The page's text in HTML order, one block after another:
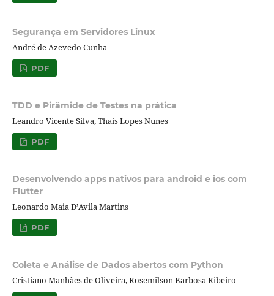
Segurança em Servidores Linux
André de Azevedo Cunha
PDF
TDD e Pirâmide de Testes na prática
Leandro Vicente Silva, Thaís Lopes Nunes
PDF
Desenvolvendo apps nativos para android e ios com
Flutter
Leonardo Maia D’Avila Martins
PDF
Coleta e Análise de Dados abertos com Python
Cristiano Manhães de Oliveira, Rosemilson Barbosa Ribeiro